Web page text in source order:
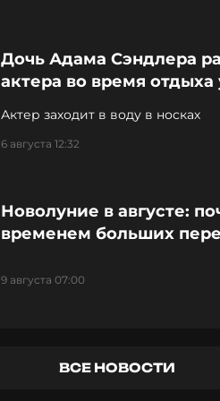
Дочь Адама Сэндлера
актера во время отдыха
Актер заходит в воду в носках
6 августа 12:32
Новолуние в августе:
временем больших
9 августа 07:00
ВСЕ НОВОСТИ